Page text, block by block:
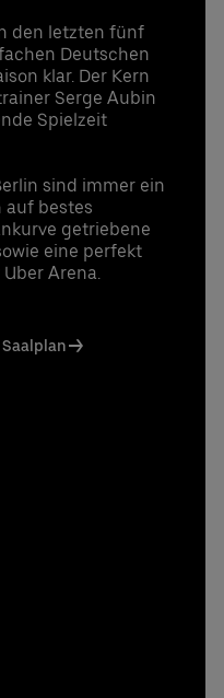
den letzten fünf
Deutschen
klar. Der Kern
Serge Aubin
Spielzeit
sind immer ein
auf bestes
getriebene
eine perfekt
Arena.